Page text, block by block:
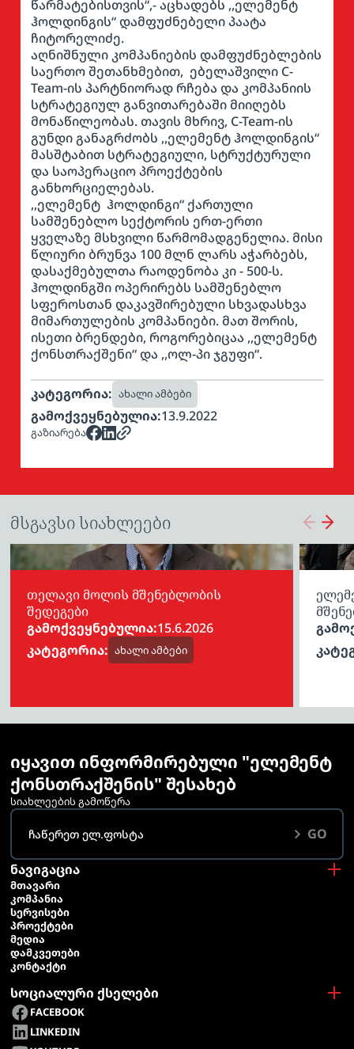
წარმატებისთვის“,- აცხადებს ,,ელემენტ
ჰოლდინგის“ დამფუძნებელი პაატა
ჩიტორელიძე.
აღნიშნული კომპანიების დამფუძნებლების
საერთო შეთანხმებით, ებელაშვილი C-
Team-ის პარტნიორად რჩება და კომპანიის
სტრატეგიულ განვითარებაში მიიღებს
მონაწილეობას. თავის მხრივ, C-Team-ის
გუნდი განაგრძობს ,,ელემენტ ჰოლდინგის“
მასშტაბით სტრატეგიული, სტრუქტურული
და საოპერაციო პროექტების
განხორციელებას.
,,ელემენტ ჰოლდინგი“ ქართული
სამშენებლო სექტორის ერთ-ერთი
ყველაზე მსხვილი წარმომადგენელია. მისი
წლიური ბრუნვა 100 მლნ ლარს აჭარბებს,
დასაქმებულთა რაოდენობა კი - 500-ს.
ჰოლდინგში ოპერირებს სამშენებლო
სფეროსთან დაკავშირებული სხვადასხვა
მიმართულების კომპანიები. მათ შორის,
ისეთი ბრენდები, როგორებიცაა ,,ელემენტ
ქონსთრაქშენი“ და ,,ოლ-პი ჯგუფი“.
კატეგორია: ახალი ამბები
გამოქვეყნებულია:13.9.2022
გაზიარება
მსგავსი სიახლეები
თელავი მოლის მშენებლობის
შედეგები
გამოქვეყნებულია:15.6.2026
კატეგორია: ახალი ამბები
იყავით ინფორმირებული "ელემენტ
ქონსთრაქშენის" შესახებ
სიახლეების გამოწერა
GO
ნავიგაცია
ᲛᲗᲐᲕᲐᲠᲘ
ᲙᲝᲛᲞᲐᲜᲘᲐ
ᲡᲔᲠᲕᲘᲡᲔᲑᲘ
ᲞᲠᲝᲔᲥᲢᲔᲑᲘ
ᲛᲔᲓᲘᲐ
ᲓᲐᲛᲙᲕᲔᲗᲔᲑᲘ
ᲙᲝᲜᲢᲐᲥᲢᲘ
სოციალური ქსელები
FACEBOOK
LINKEDIN